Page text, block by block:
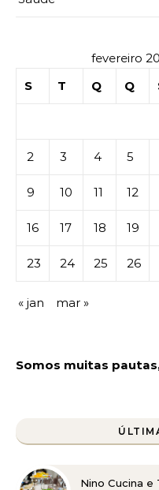
fevereiro
S
T Q Q
2 3 4 5
9 10 11 12
16 17 18 19
23 24 25 26
« jan mar »
Somos muitas
Nino Cucina e